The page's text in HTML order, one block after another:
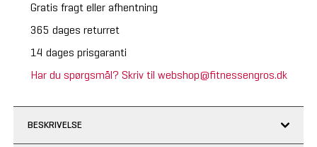
Gratis fragt eller afhentning
365 dages returret
14 dages prisgaranti
Har du spørgsmål? Skriv til webshop@fitnessengros.dk
BESKRIVELSE